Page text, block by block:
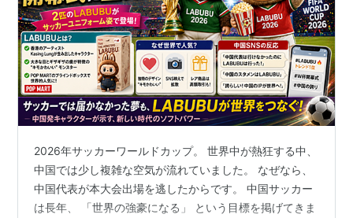
2026年サッカーワールドカップ。 世界中が熱狂する中、
中国では少し複雑な空気が流れていました。 なぜなら、
中国代表が本大会出場を逃したからです。 中国サッカー
は長年、 「世界の強豪になる」 という目標を掲げてきま